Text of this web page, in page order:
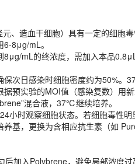
、造血干细胞）具有一定的细胞
8μg/mL。
mL的终浓度，需加入本品
保次日感染时细胞密度约为50%。
据预实验的MOI值（感染复数）
小时观察细胞状态。若细胞毒性
养基，更换为含相应抗生素（如
后加入Polybrene，避免局部浓度
、造血干细胞）具有一定的细胞
8μg/mL。
8μg/mL的终浓度，需加入本品
保次日感染时细胞密度约为50%。
据预实验的MOI值（感染复数）用
混合液，37℃继续培养。
小时观察细胞状态。若细胞毒性
养基，更换为含相应抗生素（如
后加入Polybrene，避免局部浓度